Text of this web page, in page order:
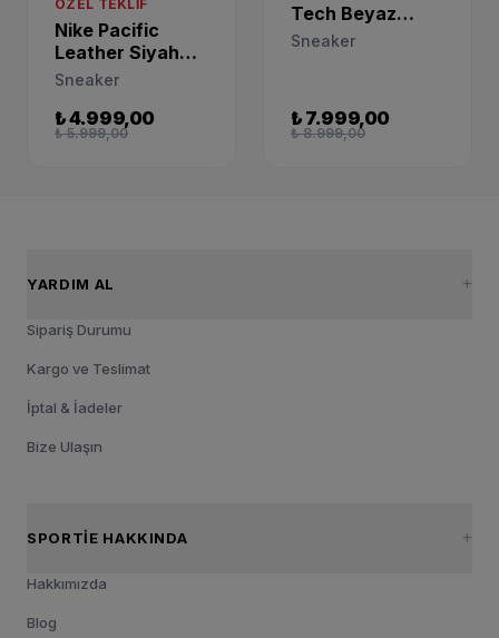
ÖZEL TEKLIF
Nike Pacific
Leather Siyah
Sneaker IQ2972-
Sneaker
₺ 4.999,00
₺ 5.999,00
Tech Beyaz
Kadın Sneaker
Sneaker
₺ 7.999,00
₺ 8.999,00
YARDIM AL
Sipariş Durumu
Kargo ve Teslimat
İptal & İadeler
Bize Ulaşın
SPORTIE HAKKINDA
Hakkımızda
Blog